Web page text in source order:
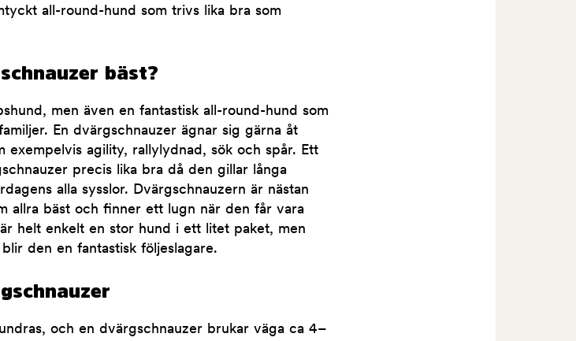
all-round-hund som trivs lika bra som
bäst?
men även en fantastisk all-round-hund som
En dvärgschnauzer ägnar sig gärna åt
exempelvis agility, rallylydnad, sök och spår. Ett
precis lika bra då den gillar långa
alla sysslor. Dvärgschnauzern är nästan
allra bäst och finner ett lugn när den får vara
helt enkelt en stor hund i ett litet paket, men
den en fantastisk följeslagare.
och en dvärgschnauzer brukar väga ca 4–